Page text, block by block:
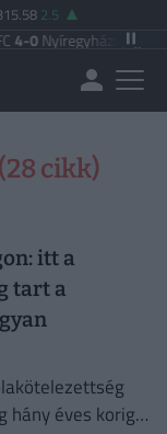
2.5
0Nyíregyháza| Újpest
cikk)
itt a
tart a
hány éves korig